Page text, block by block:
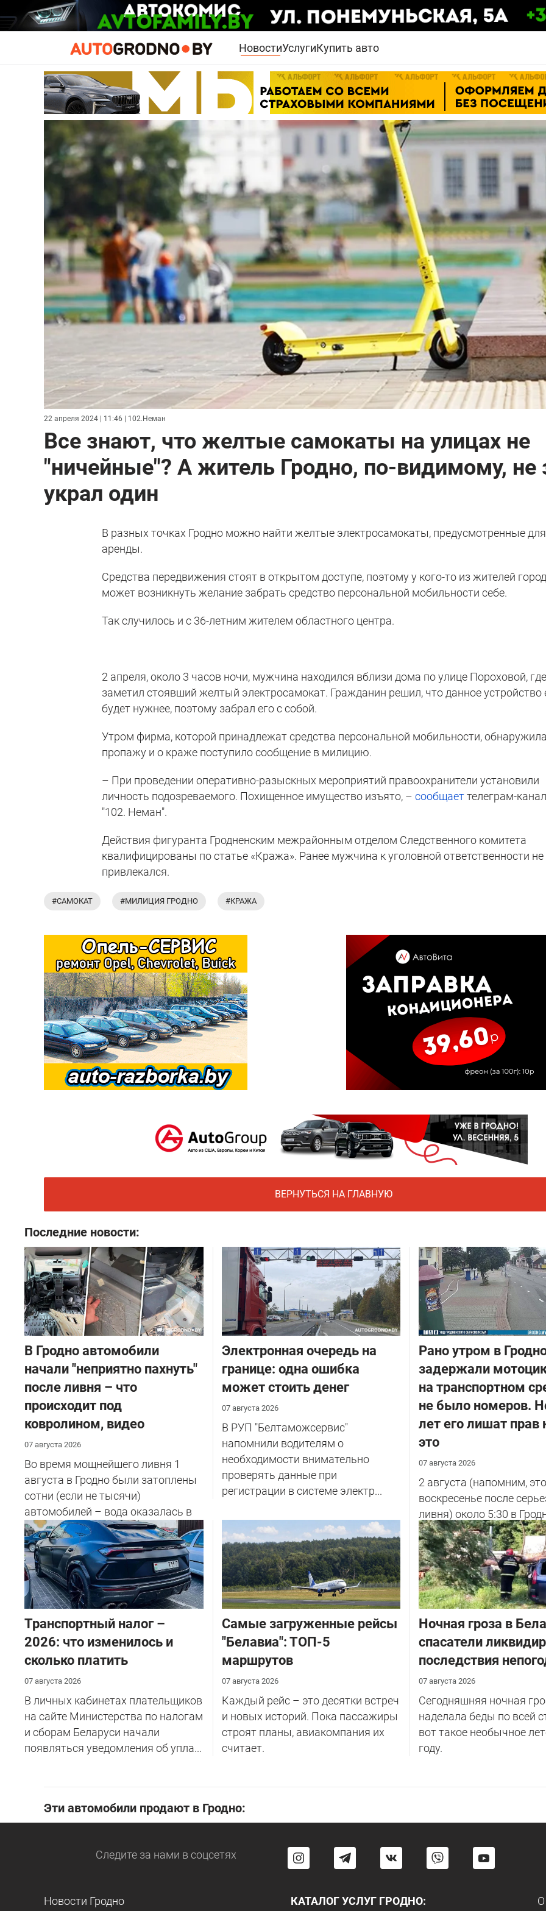
НовостиУслугиКупить авто
22 апреля 2024 | 11:46 | 102.Неман
Все знают, что желтые самокаты на улицах не
"ничейные"? А житель Гродно, по-видимому, не
украл один
В разных точках Гродно можно найти желтые электросамокаты, предусмотренные для
аренды.
Средства передвижения стоят в открытом доступе, поэтому у кого-то из жителей
может возникнуть желание забрать средство персональной мобильности себе.
Так случилось и с 36-летним жителем областного центра.
2 апреля, около 3 часов ночи, мужчина находился вблизи дома по улице Пороховой, где
заметил стоявший желтый электросамокат. Гражданин решил, что данное устройство
будет нужнее, поэтому забрал его с собой.
Утром фирма, которой принадлежат средства персональной мобильности, обнаружила
пропажу и о краже поступило сообщение в милицию.
– При проведении оперативно-разыскных мероприятий правоохранители установили
личность подозреваемого. Похищенное имущество изъято, –сообщаеттелеграм-канал
"102. Неман".
Действия фигуранта Гродненским межрайонным отделом Следственного комитета
квалифицированы по статье «Кража». Ранее мужчина к уголовной ответственности не
привлекался.
#САМОКАТ #МИЛИЦИЯ ГРОДНО #КРАЖА
ВЕРНУТЬСЯ НА ГЛАВНУЮ
Последние новости:
В Гродно автомобили
начали "неприятно пахнуть"
после ливня – что
происходит под
ковролином, видео
07 августа 2026
Во время мощнейшего ливня 1
августа в Гродно были затоплены
сотни (если не тысячи)
автомобилей – вода оказалась в
салоне...
Электронная очередь на
границе: одна ошибка
может стоить денег
07 августа 2026
В РУП "Белтаможсервис"
напомнили водителям о
необходимости внимательно
проверять данные при
регистрации в системе электр...
Рано утром в
задержали
на транспортном
не было номеров.
лет его лишат прав
это
07 августа 2026
2 августа (напомним,
воскресенье после
ливня) около 5:30 в
улице Советских
у...
Транспортный налог –
2026: что изменилось и
сколько платить
07 августа 2026
В личных кабинетах плательщиков
на сайте Министерства по налогам
и сборам Беларуси начали
появляться уведомления об упла...
Самые загруженные рейсы
"Белавиа": ТОП-5
маршрутов
07 августа 2026
Каждый рейс – это десятки встреч
и новых историй. Пока пассажиры
строят планы, авиакомпания их
считает.
Ночная гроза в
спасатели
последствия
07 августа 2026
Сегодняшняя ночная
наделала беды по всей
вот такое необычное
году.
Эти автомобили продают в Гродно:
Следите за нами в соцсетях
Новости Гродно КАТАЛОГ УСЛУГ ГРОДНО: